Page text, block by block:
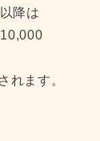
降は
れます。